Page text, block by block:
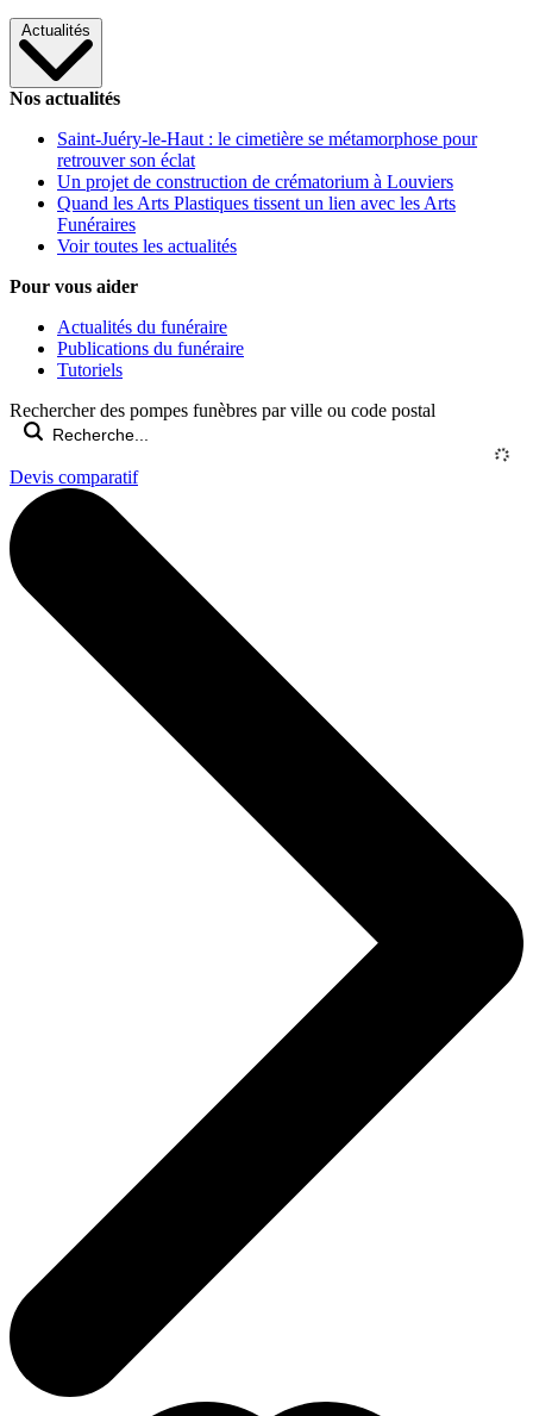
Actualités
Nos actualités
Saint-Juéry-le-Haut : le cimetière se métamorphose pour
retrouver son éclat
Un projet de construction de crématorium à Louviers
Quand les Arts Plastiques tissent un lien avec les Arts
Funéraires
Voir toutes les actualités
Pour vous aider
Actualités du funéraire
Publications du funéraire
Tutoriels
Rechercher des pompes funèbres par ville ou code postal
Devis comparatif